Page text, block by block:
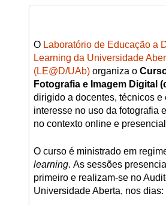
O Laboratório de Educação a
Learning da Universidade
(LE@D/UAb)organiza o
Fotografia e Imagem Digital
dirigido a docentes, técnicos e
interesse no uso da fotografia
no contexto online e
O curso é ministrado em
learning. As sessões
primeiro e realizam-se no
Universidade Aberta, nos dias: